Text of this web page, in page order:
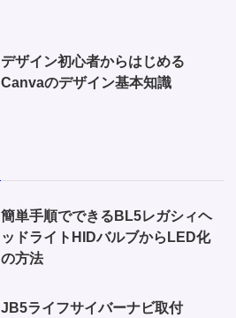
デザイン初心者からはじめる
Canvaのデザイン基本知識
簡単手順でできるBL5レガシィヘ
ッドライトHIDバルブからLED化
の方法
JB5ライフサイバーナビ取付